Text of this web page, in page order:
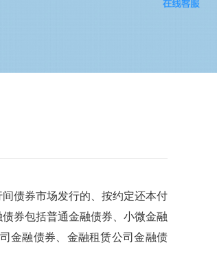
债券市场发行的、按约定还本付
券包括普通金融债券、小微金融
金融债券、金融租赁公司金融债